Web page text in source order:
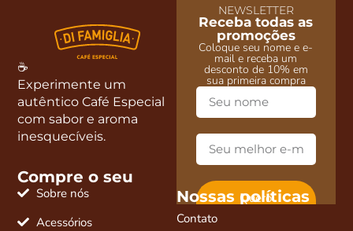
NEWSLETTER
Receba todas as
promoções
Coloque seu nome e e-
mail e receba um
desconto de 10% em
sua primeira compra
Quero
desconto e
☕
Experimente um
autêntico Café Especial
com sabor e aroma
inesquecíveis.
Compre o seu
Sobre nós
Acessórios
Nossas políticas
Contato